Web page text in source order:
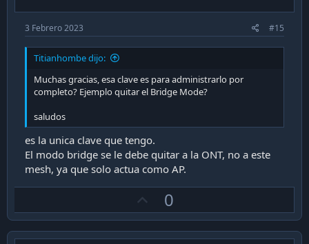
3 Febrero 2023 #15
Titianhombe dijo:
Muchas gracias, esa clave es para administrarlo por
completo? Ejemplo quitar el Bridge Mode?
saludos
es la unica clave que tengo.
El modo bridge se le debe quitar a la ONT, no a este
mesh, ya que solo actua como AP.
p
v
0